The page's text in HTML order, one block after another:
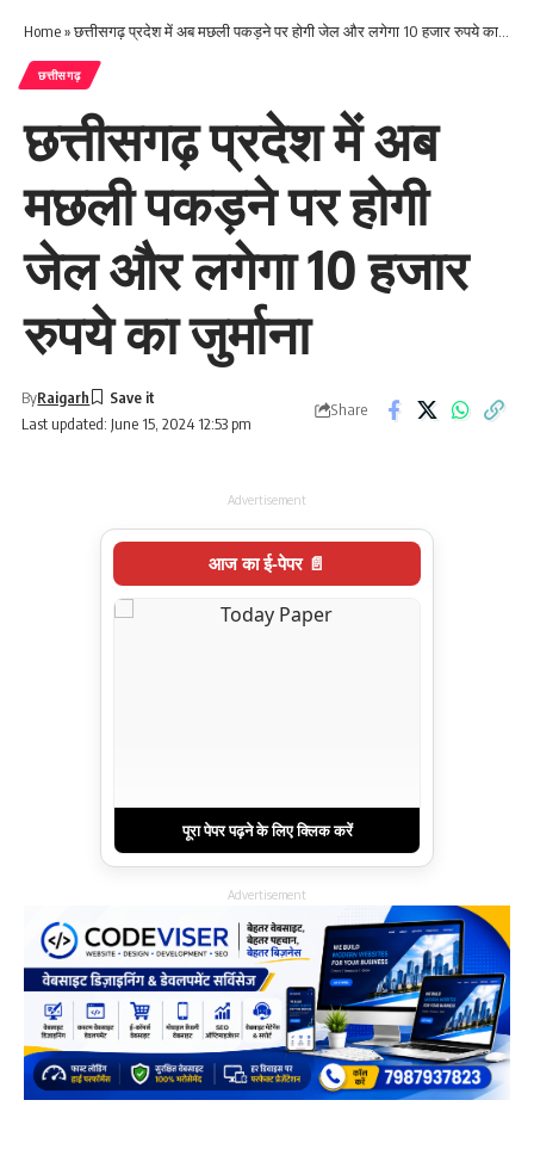
Home»छत्तीसगढ़ प्रदेश में अब मछली पकड़ने पर होगी जेल और लगेगा 10 हजार रुपये का जुर्माना
छत्तीसगढ़
छत्तीसगढ़ प्रदेश में अब
मछली पकड़ने पर होगी
जेल और लगेगा 10 हजार
रुपये का जुर्माना
Last updated: June 15, 2024 12:53 pm
ByRaigarh
Share
Advertisement
आज का ई-पेपर 📄
पूरा पेपर पढ़ने के लिए क्लिक करें
Advertisement